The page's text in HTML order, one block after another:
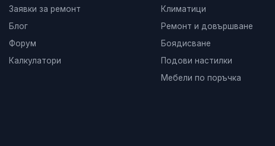
Заявки за ремонт
Блог
Форум
Калкулатори
Климатици
Ремонт и довършване
Боядисване
Подови настилки
Мебели по поръчка